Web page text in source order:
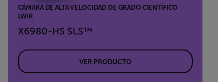
CÁMARA DE ALTA VELOCIDAD DE GRADO CIENTÍFICO
LWIR
X6980-HS SLS™
VER PRODUCTO